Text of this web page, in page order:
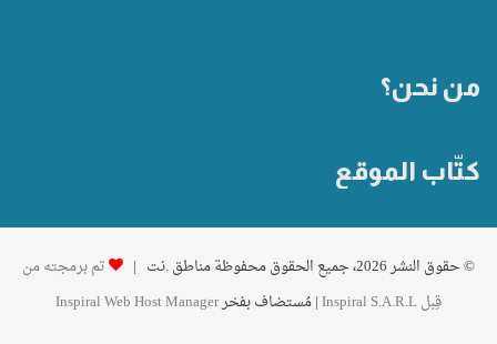
من نحن؟
كتّاب الموقع
© حقوق النشر 2026، جميع الحقوق محفوظة مناطق .نت |
تم برمجته من
قِبل Inspiral S.A.R.L
| مُستضاف بفخرInspiral Web Host Manager